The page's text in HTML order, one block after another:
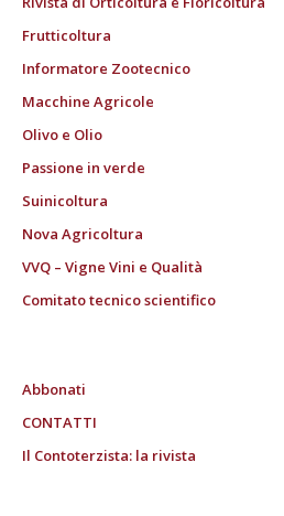
Frutticoltura
Informatore Zootecnico
Macchine Agricole
Olivo e Olio
Passione in verde
Suinicoltura
Nova Agricoltura
VVQ – Vigne Vini e Qualità
Comitato tecnico scientifico
Abbonati
CONTATTI
Il Contoterzista: la rivista